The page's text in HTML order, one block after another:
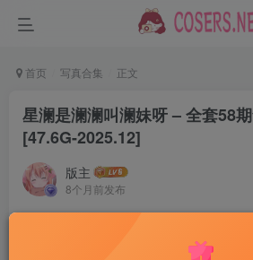
首页 写真合集 正文
星澜是澜澜叫澜妹呀 – 全套58
[47.6G-2025.12]
版主
8个月前发布